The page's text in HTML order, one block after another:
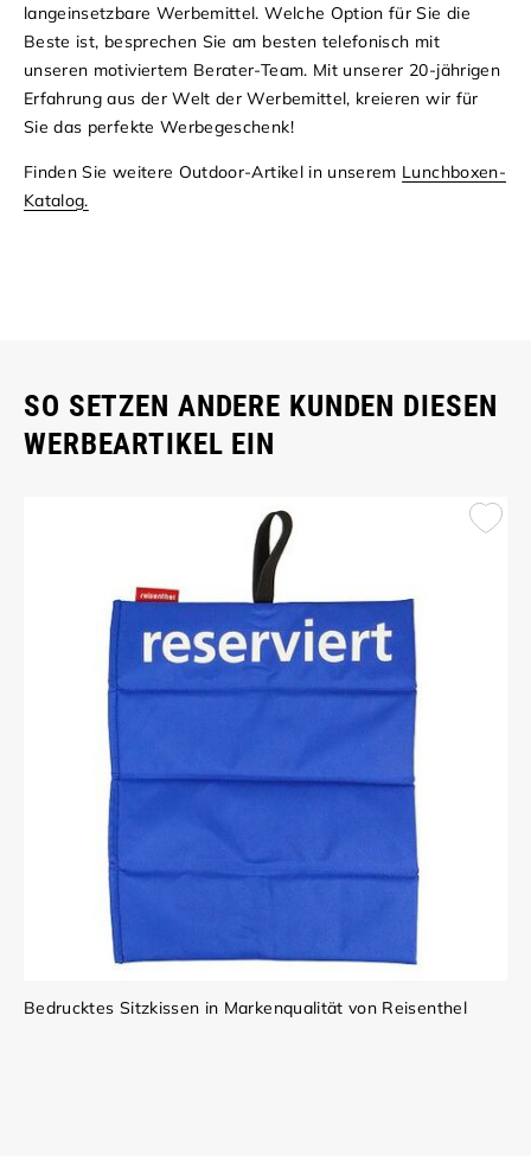
langeinsetzbare Werbemittel. Welche Option für Sie die
Beste ist, besprechen Sie am besten telefonisch mit
unseren motiviertem Berater-Team. Mit unserer 20-jährigen
Erfahrung aus der Welt der Werbemittel, kreieren wir für
Sie das perfekte Werbegeschenk!
Finden Sie weitere Outdoor-Artikel in unserem Lunchboxen-
Katalog.
SO SETZEN ANDERE KUNDEN DIESEN
WERBEARTIKEL EIN
Bedrucktes Sitzkissen in Markenqualität von Reisenthel